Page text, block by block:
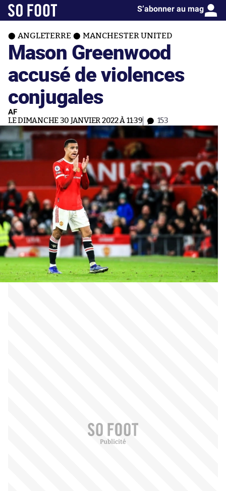
S’abonner au mag
ANGLETERRE MANCHESTER UNITED
Mason Greenwood
accusé de violences
conjugales
AF
LE DIMANCHE 30 JANVIER 2022 À 11:39 153